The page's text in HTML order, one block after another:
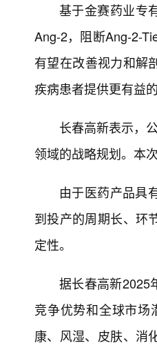
基于金赛药业专
Ang-2，阻断Ang-2-
有望在改善视力和解
疾病患者提供更有益
长春高新表示，
领域的战略规划。本
由于医药产品具
到投产的周期长、环
定性。
据长春高新2025
竞争优势和全球市
康、风湿、皮肤、消